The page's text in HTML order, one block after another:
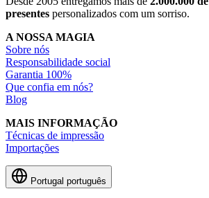
presentes personalizados com um sorriso.
A NOSSA MAGIA
Sobre nós
Responsabilidade social
Garantia 100%
Que confia em nós?
Blog
MAIS INFORMAÇÃO
Técnicas de impressão
Importações
Portugal português